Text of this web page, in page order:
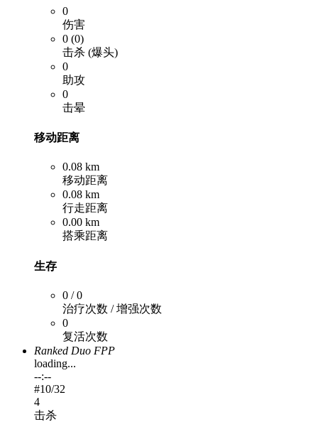
0
伤害
0 (0)
击杀 (爆头)
0
助攻
0
击晕
移动距离
0.08 km
移动距离
0.08 km
行走距离
0.00 km
搭乘距离
生存
0 / 0
治疗次数 / 增强次数
0
复活次数
Ranked Duo FPP
loading...
--:--
#10/32
4
击杀